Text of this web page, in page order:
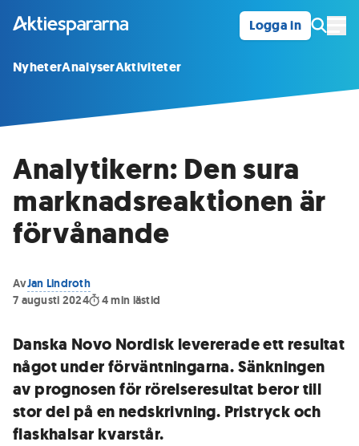
Logga in
NyheterAnalyserAktiviteter
Analytikern: Den sura
marknadsreaktionen är
förvånande
AvJan Lindroth
7 augusti 2024
4min lästid
Danska Novo Nordisk levererade ett resultat
något under förväntningarna. Sänkningen
av prognosen för rörelseresultat beror till
stor del på en nedskrivning. Pristryck och
flaskhalsar kvarstår.